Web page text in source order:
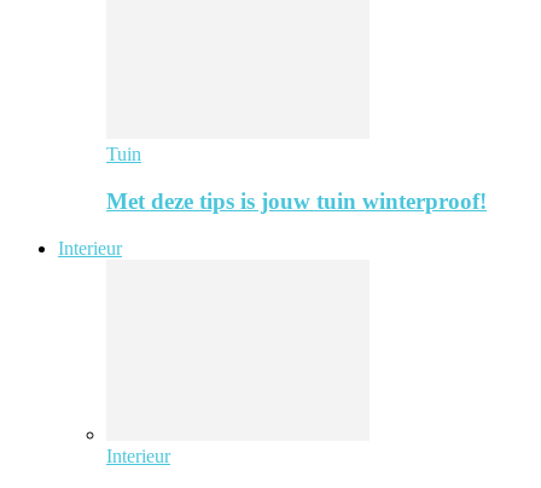
Tuin
Met deze tips is jouw tuin winterproof!
Interieur
Interieur